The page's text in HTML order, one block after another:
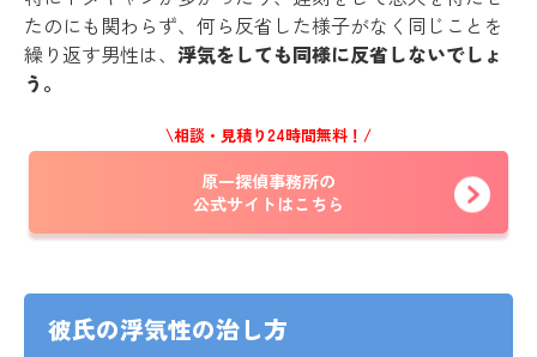
たのにも関わらず、何ら反省した様子がなく同じことを
繰り返す男性は、 浮気をしても同様に反省しないでしょ
う。
\相談・見積り24時間無料！/
原一探偵事務所の
公式サイトはこちら
彼氏の浮気性の治し方